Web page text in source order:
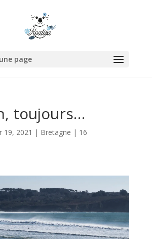
page
toujours…
19, 2021 | Bretagne | 16